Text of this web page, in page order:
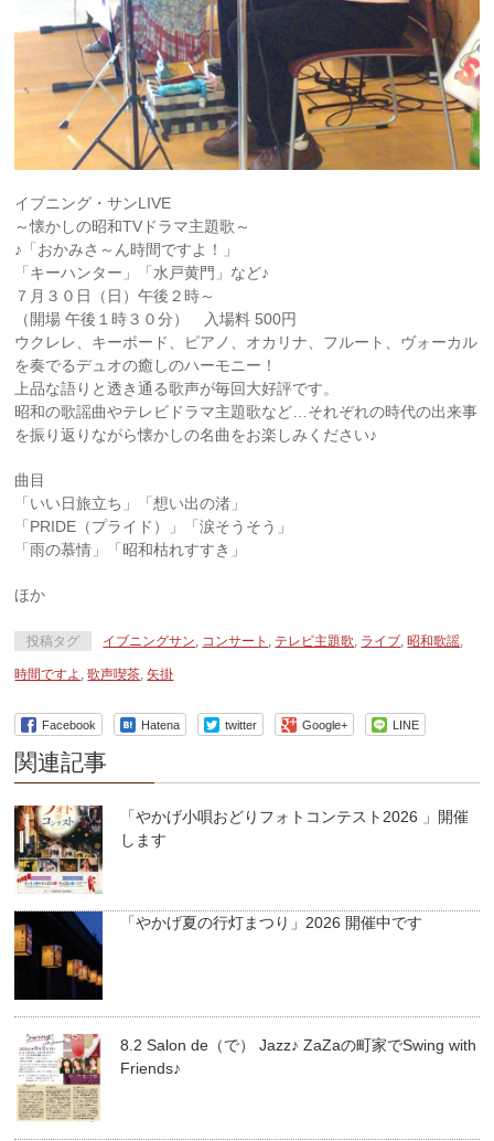
イブニング・サンLIVE
～懐かしの昭和TVドラマ主題歌～
♪「おかみさ～ん時間ですよ！」
「キーハンター」「水戸黄門」など♪
７月３０日（日）午後２時～
（開場 午後１時３０分） 入場料 500円
ウクレレ、キーボード、ピアノ、オカリナ、フルート、ヴォーカル
を奏でるデュオの癒しのハーモニー！
上品な語りと透き通る歌声が毎回大好評です。
昭和の歌謡曲やテレビドラマ主題歌など…それぞれの時代の出来事
を振り返りながら懐かしの名曲をお楽しみくださ い♪
曲目
「いい日旅立ち」「想い出の渚」
「PRIDE（プライド）」「涙そうそう」
「雨の慕情」「昭和枯れすすき」
ほか
投稿タグ イブニングサン コンサート テレビ主題歌 ライブ ,昭和歌謡
時間ですよ ,歌声喫茶 ,矢掛
Facebook Hatena twitter Google+ LINE
関連記事
「やかげ小唄おどりフォトコンテスト2026 」開催
します
「やかげ夏の行灯まつり」2026 開催中です
8.2 Salon de（で） Jazz♪ ZaZaの町家でSwing with
Friends♪